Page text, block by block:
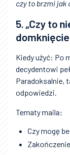
czy to brzmi jak
5. „Czy to
Kiedy użyć: Po
decydentowi
Paradoksalnie,
odpowiedzi.
Tematy maila:
Czy mogę